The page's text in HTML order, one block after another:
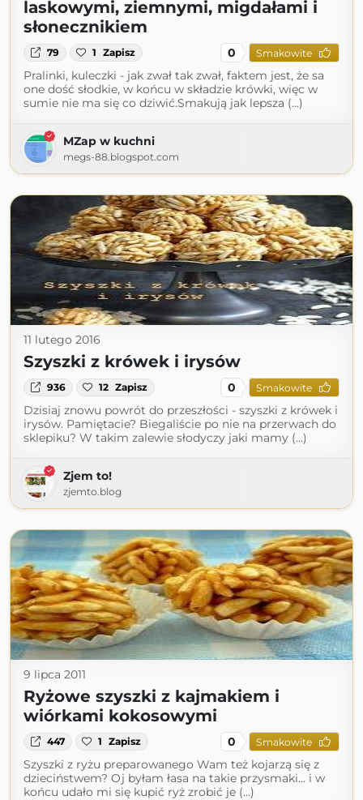
laskowymi, ziemnymi, migdałami i
słonecznikiem
79 1 Zapisz 0 Smakowite
Pralinki, kuleczki - jak zwał tak zwał, faktem jest, że sa
one dość słodkie, w końcu w składzie krówki, więc w
sumie nie ma się co dziwić.Smakują jak lepsza (...)
MZap w kuchni
megs-88.blogspot.com
11 lutego 2016
Szyszki z krówek i irysów
936 12 Zapisz 0 Smakowite
Dzisiaj znowu powrót do przeszłości - szyszki z krówek i
irysów. Pamiętacie? Biegaliście po nie na przerwach do
sklepiku? W takim zalewie słodyczy jaki mamy (...)
Zjem to!
zjemto.blog
9 lipca 2011
Ryżowe szyszki z kajmakiem i
wiórkami kokosowymi
447 1 Zapisz 0 Smakowite
Szyszki z ryżu preparowanego Wam też kojarzą się z
dzieciństwem? Oj byłam łasa na takie przysmaki... i w
końcu udało mi się kupić ryż zrobić je (...)